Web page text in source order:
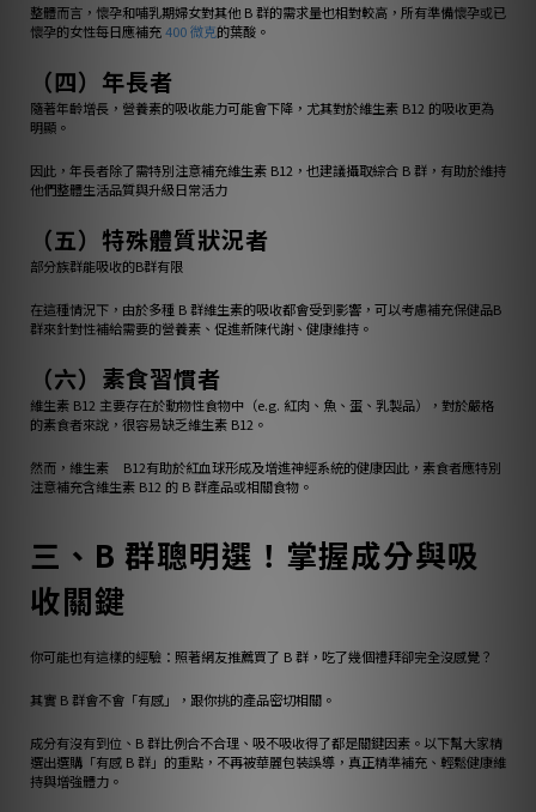
整體而言，懷孕和哺乳期婦女對其他 B 群的需求量也相對較高，所有準備懷孕或已
懷孕的女性每日應補充400 微克的葉酸。
（四）年長者
隨著年齡增長，營養素的吸收能力可能會下降，尤其對於維生素 B12 的吸收更為
明顯。
因此，年長者除了需特別注意補充維生素 B12，也建議攝取綜合 B 群，有助於維持
他們整體生活品質與升級日常活力
（五）特殊體質狀況者
部分族群能吸收的B群有限
在這種情況下，由於多種 B 群維生素的吸收都會受到影響，可以考慮補充保健品B
群來針對性補給需要的營養素、促進新陳代謝、健康維持。
（六）素食習慣者
維生素 B12 主要存在於動物性食物中（e.g. 紅肉、魚、蛋、乳製品），對於嚴格
的素食者來說，很容易缺乏維生素 B12。
然而，維生素 B12有助於紅血球形成及增進神經系統的健康因此，素食者應特別
注意補充含維生素 B12 的 B 群產品或相關食物。
三、B 群聰明選！掌握成分與吸
收關鍵
你可能也有這樣的經驗：照著網友推薦買了 B 群，吃了幾個禮拜卻完全沒感覺？
其實 B 群會不會「有感」，跟你挑的產品密切相關。
成分有沒有到位、B 群比例合不合理、吸不吸收得了都是關鍵因素。以下幫大家精
選出選購「有感 B 群」的重點，不再被華麗包裝誤導，真正精準補充、輕鬆健康維
持與增強體力。